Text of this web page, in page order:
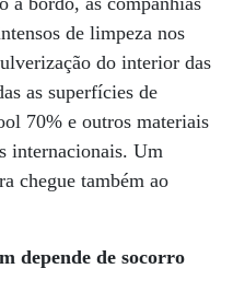
de limpeza nos
do interior das
as superfícies de
70% e outros materiais
internacionais. Um
chegue também ao
depende de socorro